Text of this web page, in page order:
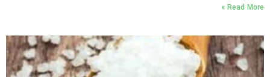
Read More »